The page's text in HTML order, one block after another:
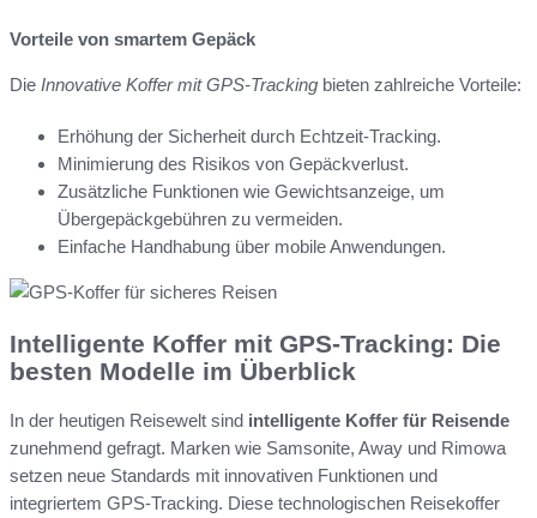
Vorteile von smartem Gepäck
Die Innovative Koffer mit GPS-Tracking bieten zahlreiche Vorteile:
Erhöhung der Sicherheit durch Echtzeit-Tracking.
Minimierung des Risikos von Gepäckverlust.
Zusätzliche Funktionen wie Gewichtsanzeige, um
Übergepäckgebühren zu vermeiden.
Einfache Handhabung über mobile Anwendungen.
Intelligente Koffer mit GPS-Tracking: Die
besten Modelle im Überblick
In der heutigen Reisewelt sind intelligente Koffer für Reisende
zunehmend gefragt. Marken wie Samsonite, Away und Rimowa
setzen neue Standards mit innovativen Funktionen und
integriertem GPS-Tracking. Diese technologischen Reisekoffer